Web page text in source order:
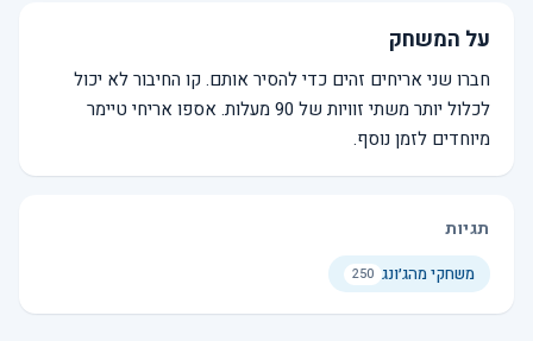
על המשחק
חברו שני אריחים זהים כדי להסיר אותם. קו החיבור לא יכול
לכלול יותר משתי זוויות של 90 מעלות. אספו אריחי טיימר
מיוחדים לזמן נוסף.
תגיות
משחקי מהג׳ונג 250